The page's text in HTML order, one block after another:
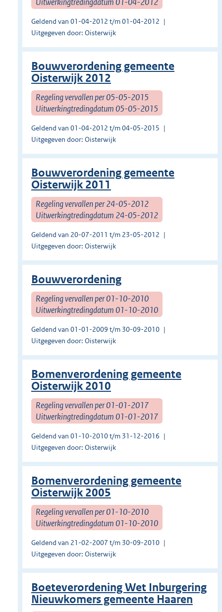
Geldend van 01-04-2012 t/m 01-04-2012
Uitgegeven door: Oisterwijk
Bouwverordening gemeente
Oisterwijk 2012
Regeling vervallen per 05-05-2015
Uitwerkingtredingdatum 05-05-2015
Geldend van 01-04-2012 t/m 04-05-2015
Uitgegeven door: Oisterwijk
Bouwverordening gemeente
Oisterwijk 2011
Regeling vervallen per 24-05-2012
Uitwerkingtredingdatum 24-05-2012
Geldend van 20-07-2011 t/m 23-05-2012
Uitgegeven door: Oisterwijk
Bouwverordening
Regeling vervallen per 01-10-2010
Uitwerkingtredingdatum 01-10-2010
Geldend van 01-01-2009 t/m 30-09-2010
Uitgegeven door: Oisterwijk
Bomenverordening gemeente
Oisterwijk 2010
Regeling vervallen per 01-01-2017
Uitwerkingtredingdatum 01-01-2017
Geldend van 01-10-2010 t/m 31-12-2016
Uitgegeven door: Oisterwijk
Bomenverordening gemeente
Oisterwijk 2005
Regeling vervallen per 01-10-2010
Uitwerkingtredingdatum 01-10-2010
Geldend van 21-02-2007 t/m 30-09-2010
Uitgegeven door: Oisterwijk
Boeteverordening Wet Inburgering
Nieuwkomers gemeente Haaren